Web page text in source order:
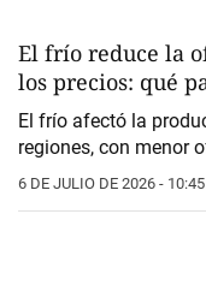
El frío reduce la
los precios: qué
El frío afectó la
regiones, con menor
6 DE JULIO DE 2026 - 10:45